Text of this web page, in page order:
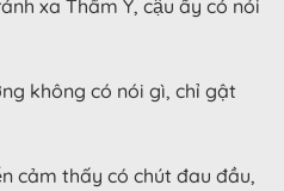
xa Thẩm Ý, cậu ấy có nói
không có nói gì, chỉ gật
cảm thấy có chút đau đầu,